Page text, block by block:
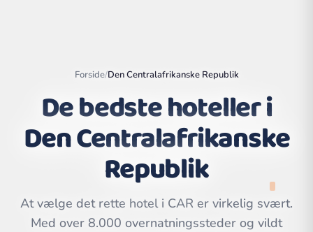
Leaflet|©
Forside/Den Centralafrikanske Republik
De bedste hoteller i
Den Centralafrikanske
Republik
At vælge det rette hotel i CAR er virkelig svært.
Med over 8.000 overnatningssteder og vildt